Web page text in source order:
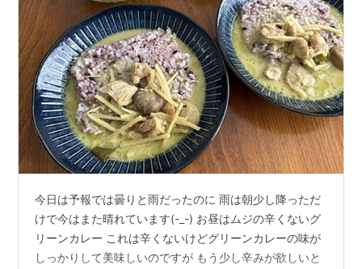
今日は予報では曇りと雨だったのに 雨は朝少し降っただ
けで今はまた晴れています(-_-) お昼はムジの辛くないグ
リーンカレー これは辛くないけどグリーンカレーの味が
しっかりして美味しいのですが もう少し辛みが欲しいと